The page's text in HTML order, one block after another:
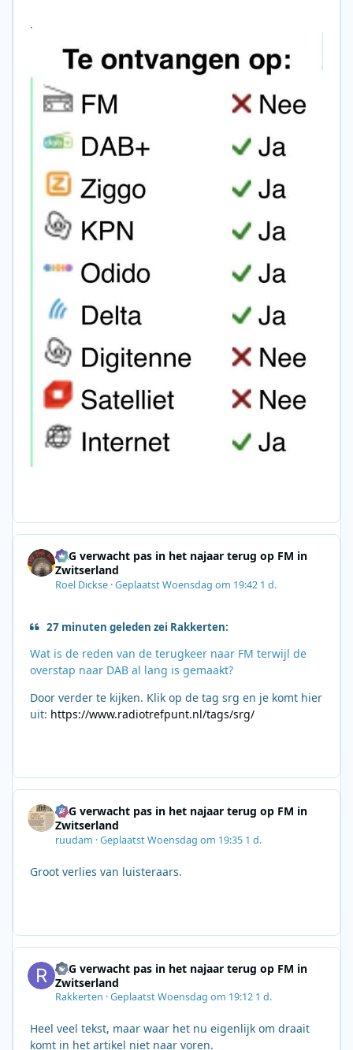
.
SRG verwacht pas in het najaar terug op FM in
Zwitserland
Roel Dickse ·GeplaatstWoensdag om 19:42 1 d.
27 minuten geleden zei Rakkerten:
Wat is de reden van de terugkeer naar FM terwijl de
overstap naar DAB al lang is gemaakt?
Door verder te kijken. Klik op de tag srg en je komt hier
uit: https://www.radiotrefpunt.nl/tags/srg/
SRG verwacht pas in het najaar terug op FM in
Zwitserland
ruudam ·GeplaatstWoensdag om 19:35 1 d.
Groot verlies van luisteraars.
SRG verwacht pas in het najaar terug op FM in
Zwitserland
Rakkerten ·GeplaatstWoensdag om 19:12 1 d.
Heel veel tekst, maar waar het nu eigenlijk om draait
komt in het artikel niet naar voren.